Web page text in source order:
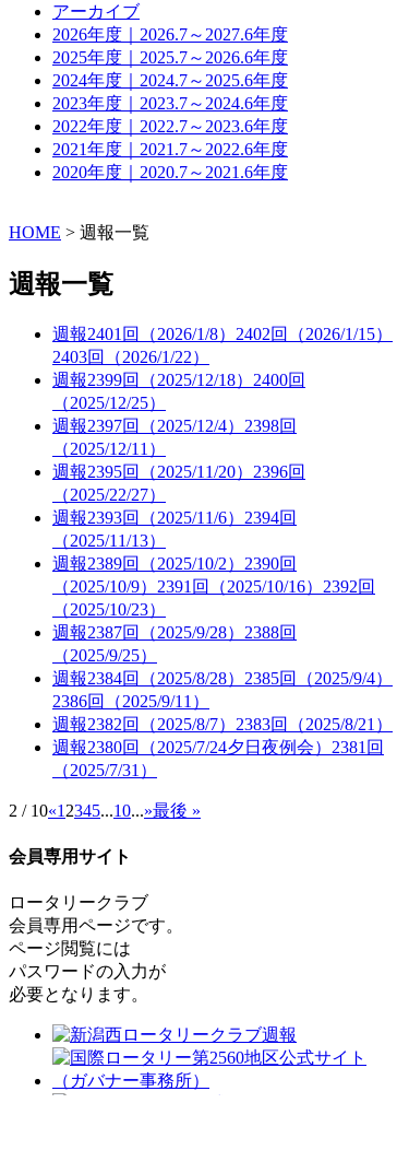
アーカイブ
2026年度｜2026.7～2027.6年度
2025年度｜2025.7～2026.6年度
2024年度｜2024.7～2025.6年度
2023年度｜2023.7～2024.6年度
2022年度｜2022.7～2023.6年度
2021年度｜2021.7～2022.6年度
2020年度｜2020.7～2021.6年度
HOME > 週報一覧
週報一覧
週報2401回（2026/1/8）2402回（2026/1/15）
2403回（2026/1/22）
週報2399回（2025/12/18）2400回
（2025/12/25）
週報2397回（2025/12/4）2398回
（2025/12/11）
週報2395回（2025/11/20）2396回
（2025/22/27）
週報2393回（2025/11/6）2394回
（2025/11/13）
週報2389回（2025/10/2）2390回
（2025/10/9）2391回（2025/10/16）2392回
（2025/10/23）
週報2387回（2025/9/28）2388回
（2025/9/25）
週報2384回（2025/8/28）2385回（2025/9/4）
2386回（2025/9/11）
週報2382回（2025/8/7）2383回（2025/8/21）
週報2380回（2025/7/24夕日夜例会）2381回
（2025/7/31）
2 / 10«1 2345...10...»最後 »
会員専用サイト
ロータリークラブ
会員専用ページです。
ページ閲覧には
パスワードの入力が
必要となります。